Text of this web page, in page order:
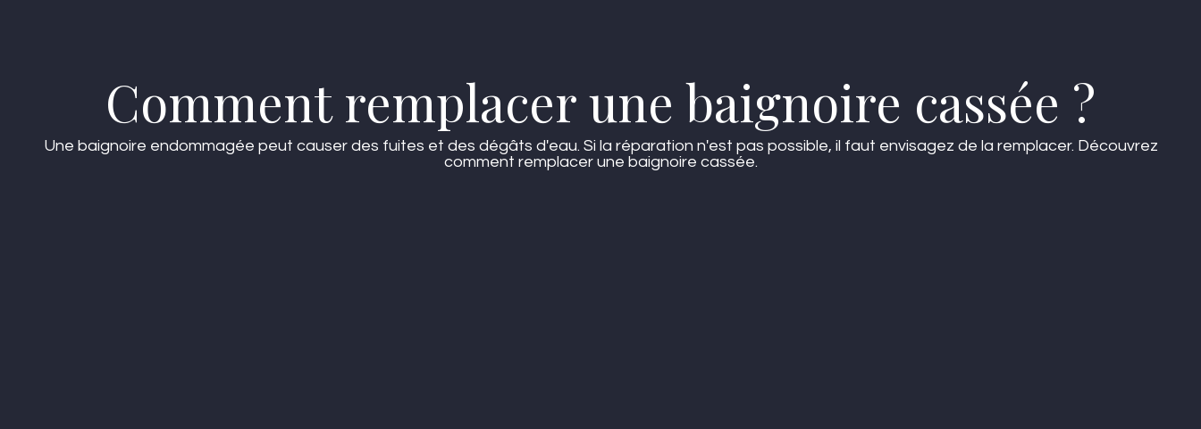
Comment remplacer une baignoire cassée ?
Une baignoire endommagée peut causer des fuites et des dégâts d'eau. Si la réparation n'est pas possible, il faut envisagez de la remplacer. Découvrez
comment remplacer une baignoire cassée.